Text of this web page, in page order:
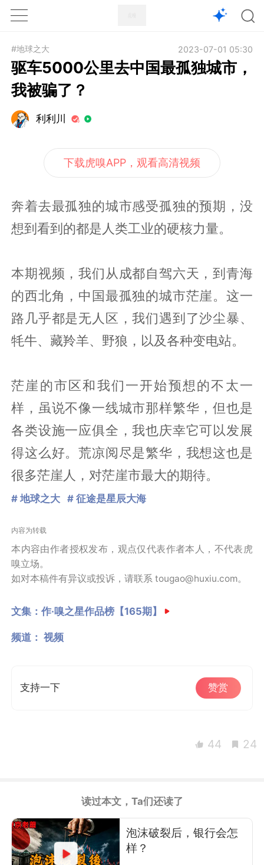
1X
#地球之大 2023-07-01 05:30
驱车5000公里去中国最孤独城市，
我被骗了？
利利川
下载虎嗅APP，观看高清视频
奔着去最孤独的城市感受孤独的预期，没
想到看到的都是人类工业的硬核力量。
本期视频，我们从成都自驾六天，到青海
的西北角，中国最孤独的城市茫崖。这一
路几乎都是无人区，我们遇到了沙尘暴、
牦牛、藏羚羊、野狼，以及各种变电站。
茫崖的市区和我们一开始预想的不太一
样，虽说不像一线城市那样繁华，但也是
各类设施一应俱全，我也庆幸它可以发展
得这么好。荒凉阅尽是繁华，我想这也是
很多茫崖人，对茫崖市最大的期待。
# 地球之大 # 征途是星辰大海
内容为转载
本内容由作者授权发布，观点仅代表作者本人，不代表虎
嗅立场。
如对本稿件有异议或投诉，请联系 tougao@huxiu.com。
文集：作·嗅之星作品榜【165期】
频道： 视频
支持一下 赞赏
44 24
读过本文，Ta们还读了
泡沫破裂后，银行会怎
样？